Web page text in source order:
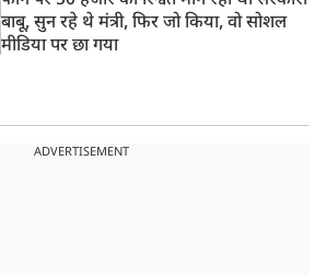
बाबू, सुन रहे थे मंत्री, फिर जो किया, वो सोशल
मीडिया पर छा गया
ADVERTISEMENT